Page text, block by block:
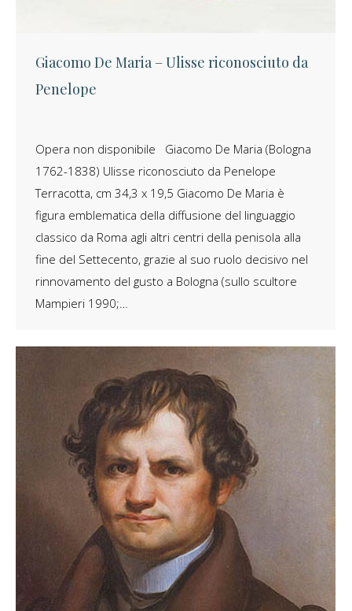
Giacomo De Maria – Ulisse riconosciuto da
Penelope
Opera non disponibile Giacomo De Maria (Bologna
1762-1838) Ulisse riconosciuto da Penelope
Terracotta, cm 34,3 x 19,5 Giacomo De Maria è
figura emblematica della diffusione del linguaggio
classico da Roma agli altri centri della penisola alla
fine del Settecento, grazie al suo ruolo decisivo nel
rinnovamento del gusto a Bologna (sullo scultore
Mampieri 1990;…